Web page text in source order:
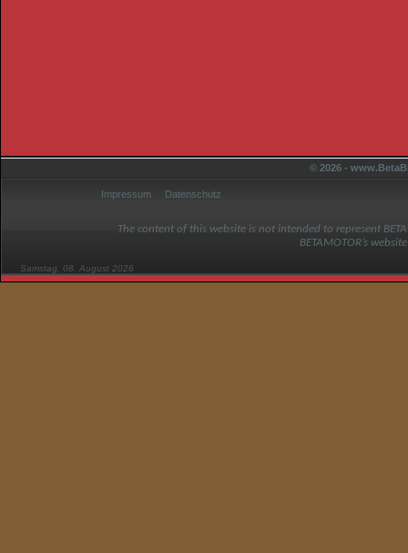
© 2026 -
Impressum Datenschutz
The content of this website is not intended to represent
BETAMOTOR’s
Samstag, 08. August 2026